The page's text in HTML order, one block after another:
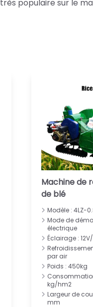
populaire sur le
Machine de
de blé
Modèle : 4LZ-
Mode de
électrique
Éclairage :
par air
Poids : 450kg
kg/hm2
Largeur de
mm